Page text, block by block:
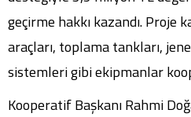
geçirme hakkı kazandı. Proje
araçları, toplama tankları,
sistemleri gibi ekipmanlar
Kooperatif Başkanı Rahmi